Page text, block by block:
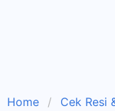
Home
Cek Resi